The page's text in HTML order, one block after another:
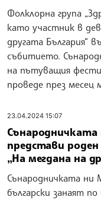
Фолклорна група
като участник в
другата България“
събитието.
на пътуващия
проведе през месец
23.04.2024 15:07
представи
„На мегдана на
Сънародничката ни
български занаят